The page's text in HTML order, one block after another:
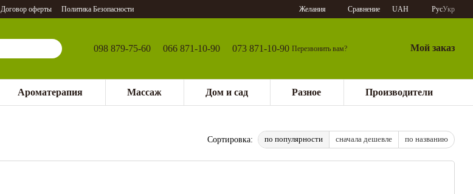
Договор оферты Политика Безопасности Желания Сравнение UAH РусУкр
098 879-75-60 066 871-10-90 073 871-10-90 Перезвонить вам? Мой заказ
Ароматерапия Массаж Дом и сад Разное Производители
Сортировка: по популярности сначала дешевле по названию